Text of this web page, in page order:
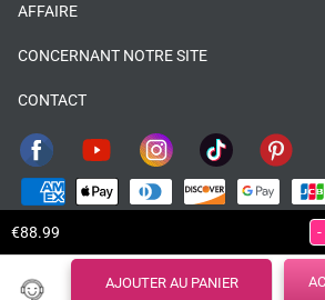
AJOUTER AU PANIER
€88.99 -
AFFAIRE
CONCERNANT NOTRE SITE
CONTACT
© 2026